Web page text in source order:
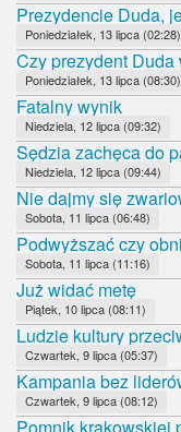
Prezydencie Duda,
Poniedziałek, 13 lipca (02:28)
Czy prezydent
Poniedziałek, 13 lipca (08:30)
Fatalny wynik
Niedziela, 12 lipca (09:32)
Sędzia zachęca do
Niedziela, 12 lipca (09:44)
Nie dajmy się
Sobota, 11 lipca (06:48)
Podwyższać czy
Sobota, 11 lipca (11:16)
Już widać metę
Piątek, 10 lipca (08:11)
Ludzie kultury
Czwartek, 9 lipca (05:37)
Kampania bez
Czwartek, 9 lipca (08:12)
Pomnik krakowskiej